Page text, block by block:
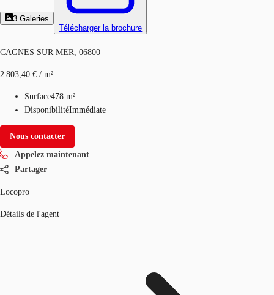
3 Galeries
Télécharger la brochure
CAGNES SUR MER, 06800
2 803,40 € / m²
Surface478 m²
DisponibilitéImmédiate
Nous contacter
Appelez maintenant
Partager
Locopro
Détails de l'agent